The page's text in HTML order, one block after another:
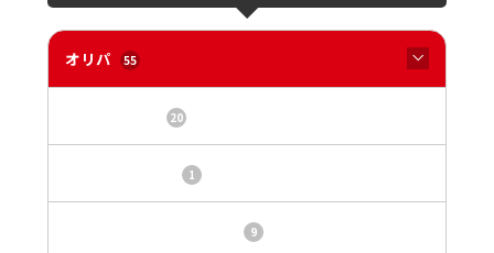
オリパ 55
20
1
9